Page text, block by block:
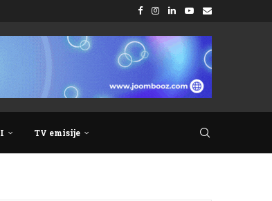
TV emisije